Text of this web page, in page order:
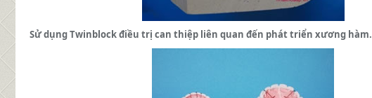
Sử dụng Twinblock điều trị can thiệp liên quan đến phát triển xương hàm.